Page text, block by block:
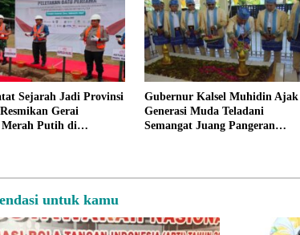
Sejarah Jadi Provinsi
Gerai
Merah Putih di
Gubernur Kalsel Muhidin Ajak
Generasi Muda Teladani
Semangat Juang Pangeran
untuk kamu